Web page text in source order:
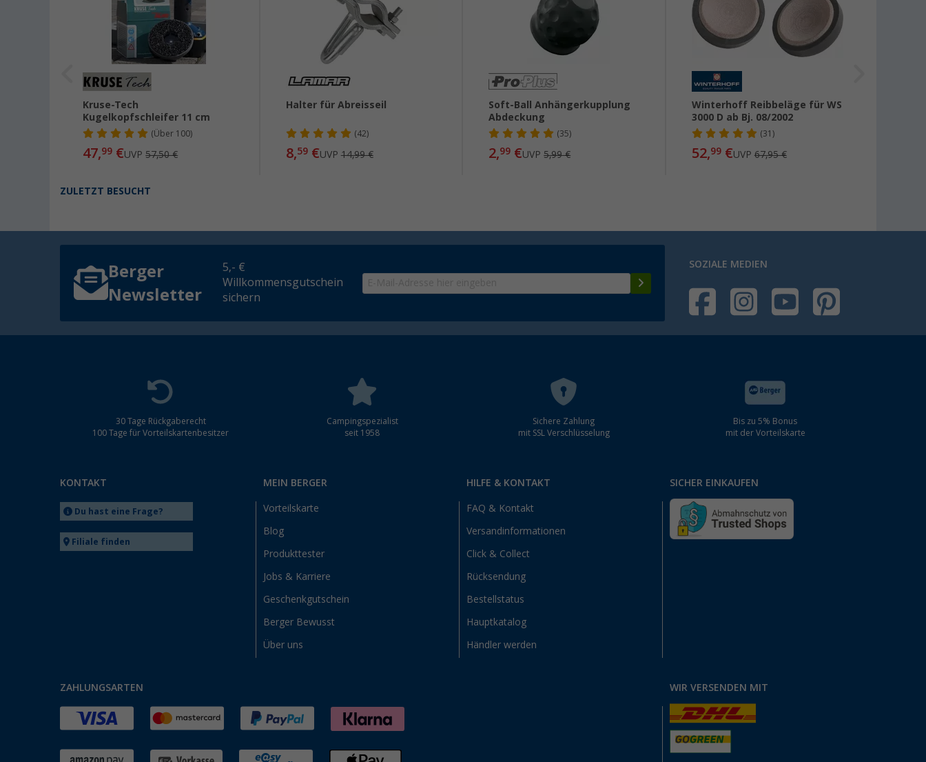
Kruse-Tech
Kugelkopfschleifer 11 cm
(Über 100)
47,99 €UVP57,50 €
Halter für Abreisseil
(42)
8,59€UVP 14,99 €
Soft-Ball Anhängerkupplung
Abdeckung
(35)
2,99 €UVP5,99 €
Winterhoff Reibbeläge für WS
3000 D ab Bj. 08/2002
(31)
52,99€UVP 67,95 €
ZULETZT BESUCHT
Berger
Newsletter
5,- €
Willkommensgutschein
sichern
SOZIALE MEDIEN
30 Tage Rückgaberecht
100 Tage für Vorteilskartenbesitzer
Campingspezialist
seit 1958
Sichere Zahlung
mit SSL Verschlüsselung
Bis zu 5% Bonus
mit der Vorteilskarte
KONTAKT
Du hast eine Frage?
Filiale finden
MEIN BERGER
Vorteilskarte
Blog
Produkttester
Jobs & Karriere
Geschenkgutschein
Berger Bewusst
Über uns
HILFE & KONTAKT
FAQ & Kontakt
Versandinformationen
Click & Collect
Rücksendung
Bestellstatus
Hauptkatalog
Händler werden
SICHER EINKAUFEN
ZAHLUNGSARTEN WIR VERSENDEN MIT